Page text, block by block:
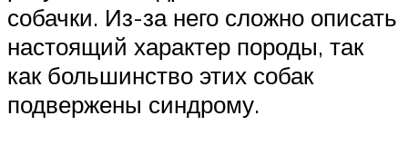
собачки. Из-за него сложно описать
настоящий характер породы, так
как большинство этих собак
подвержены синдрому.